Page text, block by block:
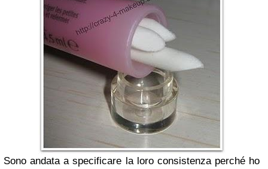
Sono andata a specificare la loro consistenza perché ho